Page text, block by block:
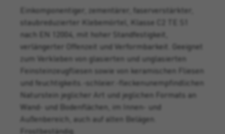
Einkomponentiger, zementärer, faserverstärkter,
staubreduzierter Klebemörtel, Klasse C2 TE S1
nach EN 12004, mit hoher Standfestigkeit,
verlängerter Offenzeit und Verformbarkeit. Geeignet
zum Verkleben von glasierten und unglasierten
Feinsteinzeugfliesen sowie von keramischen Fliesen
und feuchtigkeits.-schleier.-fleckenunempfindlichen
Naturstein jeglicher Art und jeglichen Formats an
Wand- und Bodenflächen, im Innen- und
Außenbereich, auch auf alten Belägen.
Frostbeständig.